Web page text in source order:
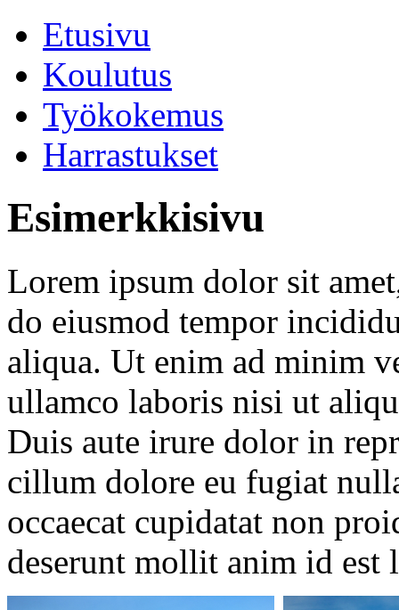
Etusivu
Koulutus
Työkokemus
Harrastukset
Esimerkkisivu
Lorem ipsum dolor sit
do eiusmod tempor
aliqua. Ut enim ad minim
ullamco laboris nisi ut
Duis aute irure dolor in
cillum dolore eu fugiat
occaecat cupidatat non
deserunt mollit anim id est